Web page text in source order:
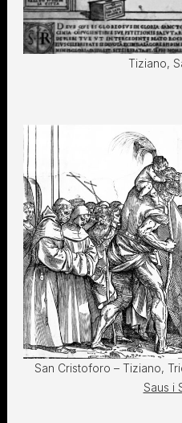
Tiziano,
San Cristoforo – Tiziano,
Saus i